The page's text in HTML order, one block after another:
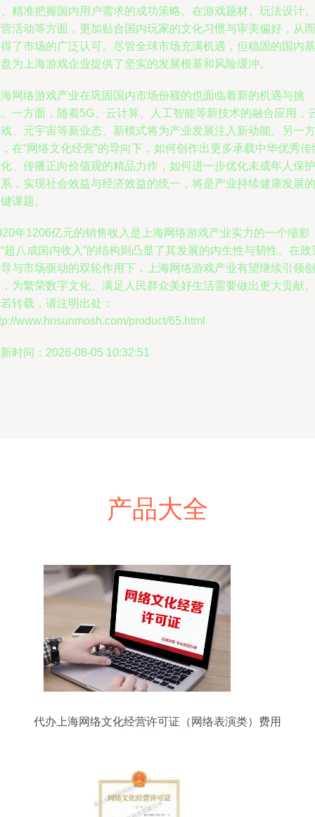
精准把握国内用户需求的成功策略。在游戏题材、玩法设计、
活动等方面，更加贴合国内玩家的文化习惯与审美偏好，从而
了市场的广泛认可。尽管全球市场充满机遇，但稳固的国内基
为上海游戏企业提供了坚实的发展根基和风险缓冲。
网络游戏产业在巩固国内市场份额的也面临着新的机遇与挑
一方面，随着5G、云计算、人工智能等新技术的融合应用，
、元宇宙等新业态、新模式将为产业发展注入新动能。另一方
在“网络文化经营”的导向下，如何创作出更多承载中华优秀传
、传播正向价值观的精品力作，如何进一步优化未成年人保护
，实现社会效益与经济效益的统一，将是产业持续健康发展的
课题。
年1206亿元的销售收入是上海网络游戏产业实力的一个缩影
超八成国内收入”的结构则凸显了其发展的内生性与韧性。在政
与市场驱动的双轮作用下，上海网络游戏产业有望继续引领创
为繁荣数字文化、满足人民群众美好生活需要做出更大贡献。
转载，请注明出处：
www.hnsunmosh.com/product/65.html
时间：2026-08-05 10:32:51
产品大全
代办上海网络文化经营许可证（网络表演类）费用